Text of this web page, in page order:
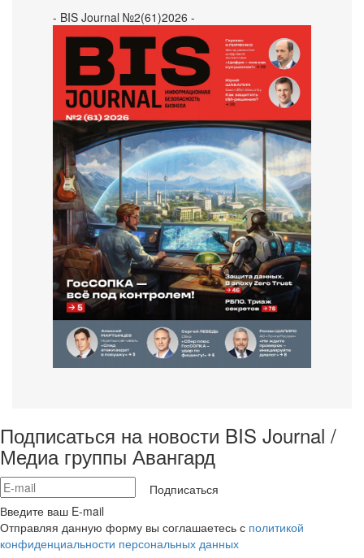
- BIS Journal №2(61)2026 -
Подписаться на новости BIS Journal /
Медиа группы Авангард
Подписаться
Введите ваш E-mail
Отправляя данную форму вы соглашаетесь с политикой
конфиденциальности персональных данных